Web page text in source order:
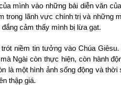
mình vào những bài diễn văn
trong lãnh vực chính trị và những
cảm thấy mình bị lừa gạt.
niềm tin tưởng vào Chúa
Ngài còn thực hiện, còn hành
là một hình ảnh sống động và
thập giá.